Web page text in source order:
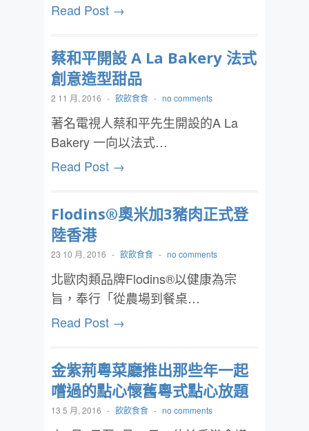
Read Post →
蔡和平開設 A La Bakery 法式
創意造型甜品
2 11 月, 2016 - 飲飲食食 - no comments
著名電視人蔡和平先生開設的A La
Bakery 一向以法式…
Read Post →
Flodins®奧米加3豬肉正式登
陸香港
23 10 月, 2016 - 飲飲食食 - no comments
北歐肉類品牌Flodins®以健康為宗
旨，奉行「從農場到餐桌…
Read Post →
金紫荊粵菜廳推出那些年一起
嚐過的點心懷舊粵式點心放題
13 5 月, 2016 - 飲飲食食 - no comments